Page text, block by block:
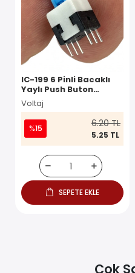
IC-199 6 Pinli Bacaklı
Yaylı Push Buton
8x8mm
Voltaj
%15 6.20 TL
5.25 TL
SEPETE EKLE
Çok